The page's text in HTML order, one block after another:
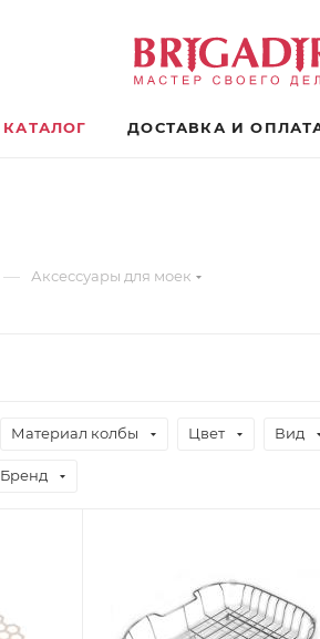
КАТАЛОГ ДОСТАВКА И
— Аксессуары для моек
Материал колбы Цвет Вид
Бренд